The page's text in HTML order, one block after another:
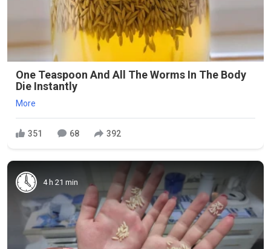
One Teaspoon And All The Worms In The Body
Die Instantly
More
351 68 392
4 h 21 min